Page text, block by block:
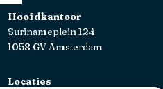
Hoofdkantoor
Surinameplein 124
1058 GV Amsterdam
Locaties